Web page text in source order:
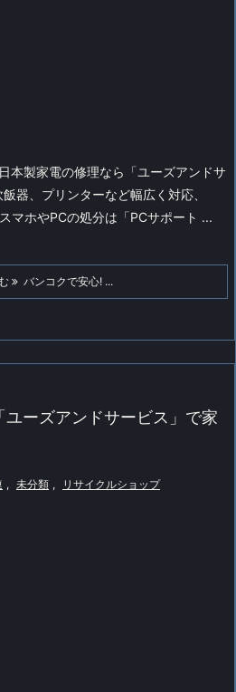
本製家電の修理なら「ユーズアンドサ
器、プリンターなど幅広く対応、
マホやPCの処分は「PCサポート ...
バンコクで安心! ...
ーズアンドサービス」で家
, 未分類 , リサイクルショップ